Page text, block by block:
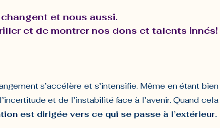
et nous aussi.
et de montrer nos dons et talents innés!
s’accélère et s’intensifie. Même en étant bien
et de l’instabilité face à l’avenir. Quand cela
est dirigée vers ce qui se passe à l’extérieur.